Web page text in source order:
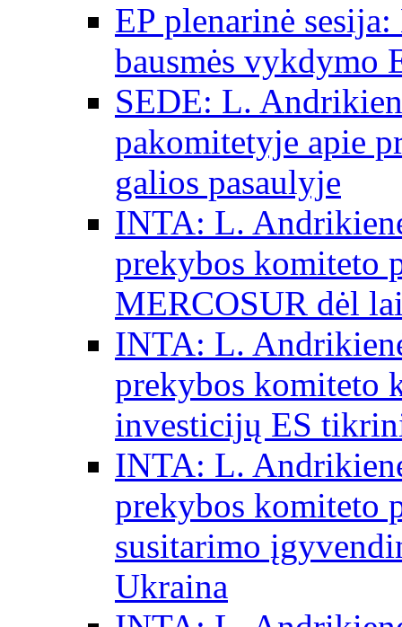
EP plenarinė
bausmės vykdymo
SEDE: L.
pakomitetyje apie
galios pasaulyje
INTA: L.
prekybos komiteto
MERCOSUR dėl
INTA: L.
prekybos komiteto
investicijų ES
INTA: L.
prekybos komiteto
susitarimo
Ukraina